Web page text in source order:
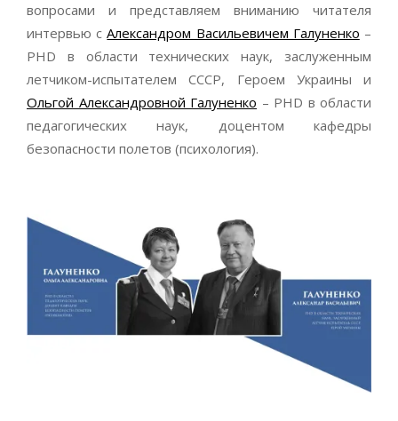
вопросами и представляем вниманию читателя
интервью сАлександром Васильевичем Галуненко –
PHD в области технических наук, заслуженным
летчиком-испытателем СССР, Героем Украины и
Ольгой Александровной Галуненко – PHD в области
педагогических наук, доцентом кафедры
безопасности полетов (психология).